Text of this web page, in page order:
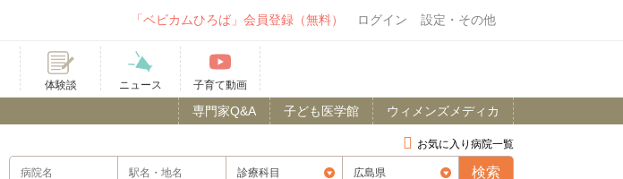
「ベビカムひろば」会員登録（無料） ログイン 設定・その他
体験談 ニュース 子育て動画
ウィメンズメディカ
子ども医学館
専門家Q&A
お気に入り病院一覧